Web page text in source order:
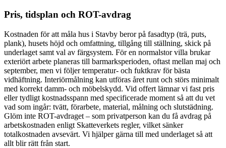
Pris, tidsplan och ROT-avdrag
Kostnaden för att måla hus i Stavby beror på fasadtyp (trä, puts,
plank), husets höjd och omfattning, tillgång till ställning, skick på
underlaget samt val av färgsystem. För en normalstor villa brukar
exteriört arbete planeras till barmarksperioden, oftast mellan maj och
september, men vi följer temperatur- och fuktkrav för bästa
vidhäftning. Interiörmålning kan utföras året runt och störs minimalt
med korrekt damm- och möbelskydd. Vid offert lämnar vi fast pris
eller tydligt kostnadsspann med specificerade moment så att du vet
vad som ingår: tvätt, förarbete, material, målning och slutstädning.
Glöm inte ROT-avdraget – som privatperson kan du få avdrag på
arbetskostnaden enligt Skatteverkets regler, vilket sänker
totalkostnaden avsevärt. Vi hjälper gärna till med underlaget så att
allt blir rätt från start.